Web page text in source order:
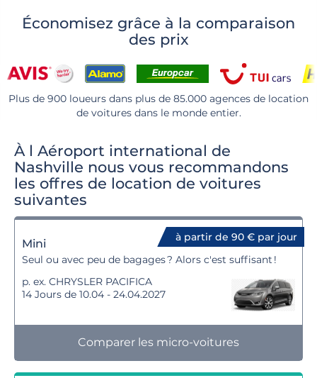
Économisez grâce à la comparaison
des prix
Plus de 900 loueurs dans plus de 85.000 agences de location
de voitures dans le monde entier.
À l Aéroport international de
Nashville nous vous recommandons
les offres de location de voitures
suivantes
à partir de 90 € par jour
Mini
Seul ou avec peu de bagages ? Alors c'est suffisant !
p. ex. CHRYSLER PACIFICA
14 Jours de 10.04 - 24.04.2027
Comparer les micro-voitures